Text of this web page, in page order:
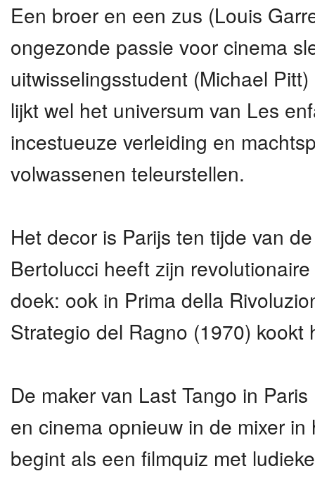
Een broer en een zus (Louis
ongezonde passie voor cinema
uitwisselingsstudent (Michael
lijkt wel het universum van Les
incestueuze verleiding en
volwassenen teleurstellen.
Het decor is Parijs ten tijde van
Bertolucci heeft zijn
doek: ook in Prima della
Strategio del Ragno (1970) kookt
De maker van Last Tango in
en cinema opnieuw in de mixer
begint als een filmquiz met